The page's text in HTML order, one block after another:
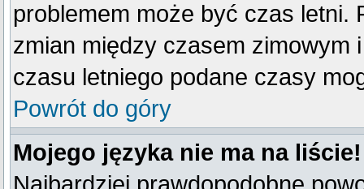
problemem może być czas letni.
zmian między czasem zimowym
czasu letniego podane czasy
Powrót do góry
Mojego języka nie ma na liście!